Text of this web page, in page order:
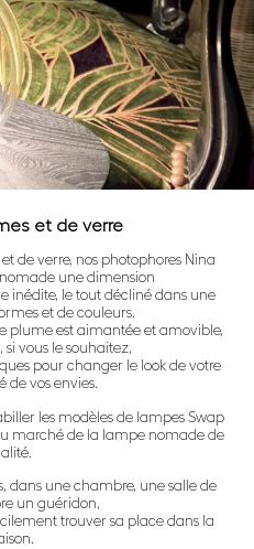
et de verre
de verre, nos photophores Nina
une dimension
inédite, le tout décliné dans une
et de couleurs.
plume est aimantée et amovible,
si vous le souhaitez,
pour changer le look de votre
de vos envies.
les modèles de lampes Swap
marché de la lampe nomade de
dans une chambre, une salle de
un guéridon,
trouver sa place dans la